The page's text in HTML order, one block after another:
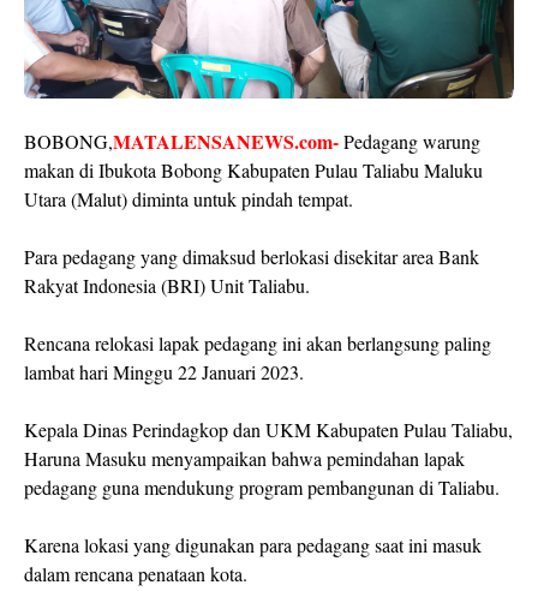
BOBONG,MATALENSANEWS.com-Pedagang warung
makan di Ibukota Bobong Kabupaten Pulau Taliabu Maluku
Utara (Malut) diminta untuk pindah tempat.
Para pedagang yang dimaksud berlokasi disekitar area Bank
Rakyat Indonesia (BRI) Unit Taliabu.
Rencana relokasi lapak pedagang ini akan berlangsung paling
lambat hari Minggu 22 Januari 2023.
Kepala Dinas Perindagkop dan UKM Kabupaten Pulau Taliabu,
Haruna Masuku menyampaikan bahwa pemindahan lapak
pedagang guna mendukung program pembangunan di Taliabu.
Karena lokasi yang digunakan para pedagang saat ini masuk
dalam rencana penataan kota.